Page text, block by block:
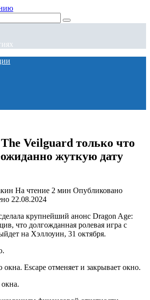
Veilguard только что
жуткую дату
На чтение 2 мин Опубликовано
22.08.2024
крупнейший анонс Dragon Age:
что долгожданная ролевая игра с
на Хэллоуин, 31 октября.
окна. Escape отменяет и закрывает окно.